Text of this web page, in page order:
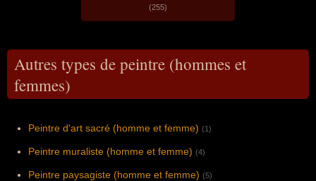
(255)
Autres types de peintre (hommes et
femmes)
Peintre d'art sacré (homme et femme) (1)
Peintre muraliste (homme et femme) (4)
Peintre paysagiste (homme et femme) (5)